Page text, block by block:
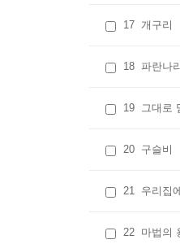
17 개구리
18 파란나
19 그대로
20 구슬비
21 우리집
22 마법의